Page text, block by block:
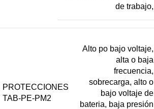
de trabajo,
PROTECCIONES
TAB-PE-PM2
Alto po bajo voltaje,
alta o baja
frecuencia,
sobrecarga, alto o
bajo voltaje de
bateria, baja presión